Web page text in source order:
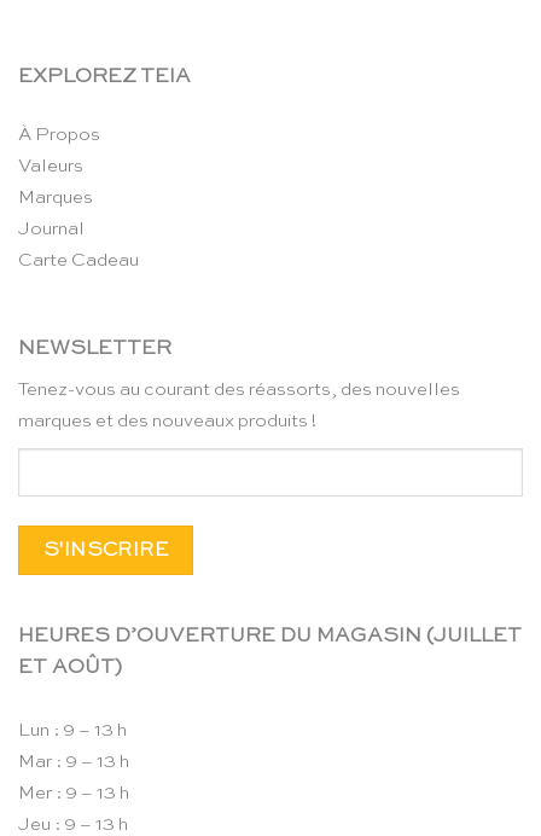
EXPLOREZ TEIA
À Propos
Valeurs
Marques
Journal
Carte Cadeau
NEWSLETTER
Tenez-vous au courant des réassorts, des nouvelles
marques et des nouveaux produits !
HEURES D’OUVERTURE DU MAGASIN (JUILLET
ET AOÛT)
Lun : 9 – 13 h
Mar : 9 – 13 h
Mer : 9 – 13 h
Jeu : 9 – 13 h